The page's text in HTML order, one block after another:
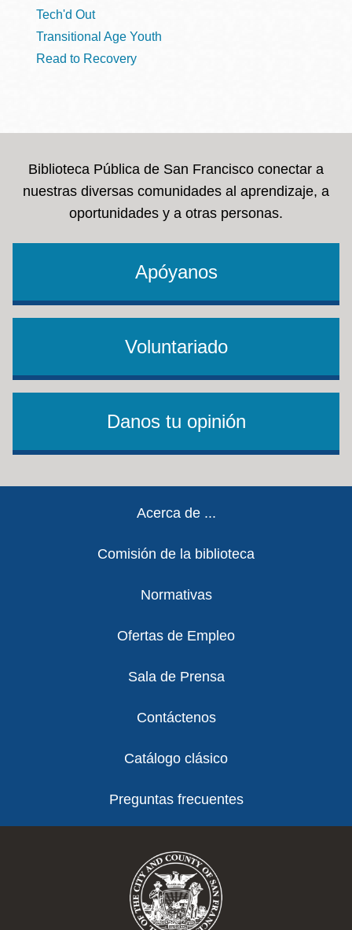
Tech'd Out
Transitional Age Youth
Read to Recovery
Biblioteca Pública de San Francisco conectar a
nuestras diversas comunidades al aprendizaje, a
oportunidades y a otras personas.
Apóyanos
Voluntariado
Danos tu opinión
Acerca de ...
Comisión de la biblioteca
Normativas
Ofertas de Empleo
Sala de Prensa
Contáctenos
Catálogo clásico
Preguntas frecuentes